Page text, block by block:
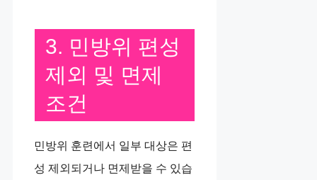
3. 민방위 편성
제외 및 면제
조건
민방위 훈련에서 일부 대상은 편
성 제외되거나 면제받을 수 있습